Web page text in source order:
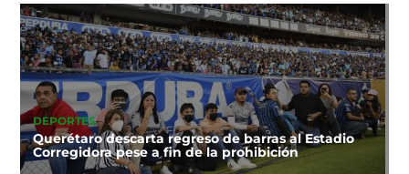
DEPORTES
Querétaro descarta regreso de barras al Estadio
Corregidora pese a fin de la prohibición